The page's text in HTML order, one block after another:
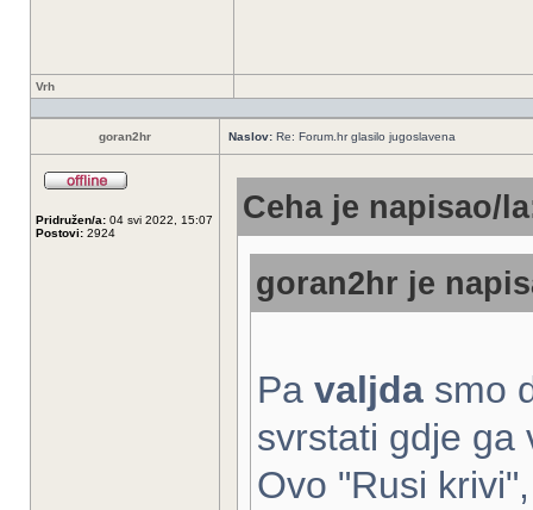
Vrh
goran2hr Naslov: Re: Forum.hr glasilo jugoslavena
Pridružen/a: 04 svi 2022, 15:07
Postovi: 2924
Ceha je napisao/
goran2hr je
Pa valjda smo
svrstati gdje ga
Ovo "Rusi